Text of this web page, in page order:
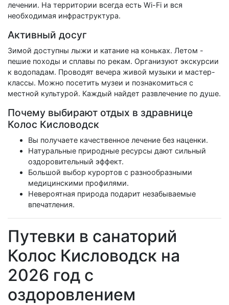
лечении. На территории всегда есть Wi-Fi и вся
необходимая инфраструктура.
Активный досуг
Зимой доступны лыжи и катание на коньках. Летом -
пешие походы и сплавы по рекам. Организуют экскурсии
к водопадам. Проводят вечера живой музыки и мастер-
классы. Можно посетить музеи и познакомиться с
местной культурой. Каждый найдет развлечение по душе.
Почему выбирают отдых в здравнице
Колос Кисловодск
Вы получаете качественное лечение без наценки.
Натуральные природные ресурсы дают сильный
оздоровительный эффект.
Большой выбор курортов с разнообразными
медицинскими профилями.
Невероятная природа подарит незабываемые
впечатления.
Путевки в санаторий
Колос Кисловодск на
2026 год с
оздоровлением